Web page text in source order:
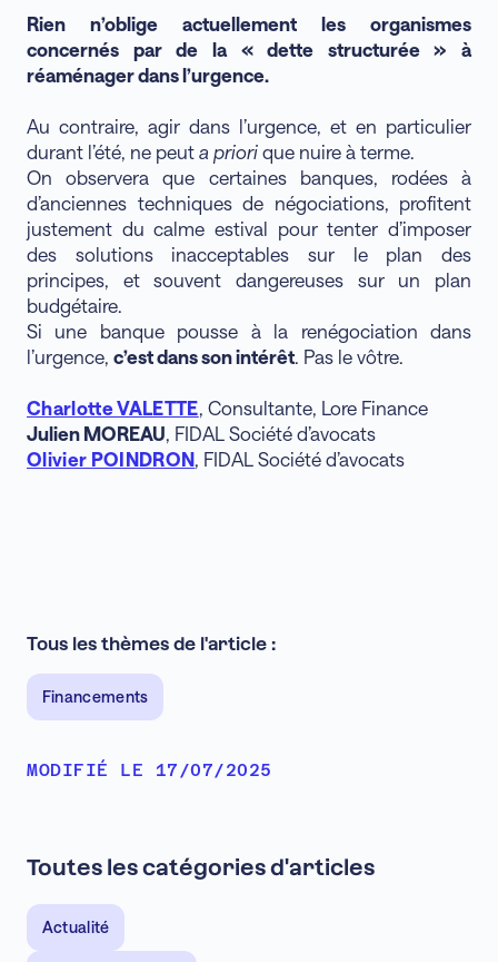
Rien n’oblige actuellement les organismes
concernés par de la « dette structurée » à
réaménager dans l’urgence.
Au contraire, agir dans l’urgence, et en particulier
durant l’été, ne peut a priori que nuire à terme.
On observera que certaines banques, rodées à
d’anciennes techniques de négociations, profitent
justement du calme estival pour tenter d’imposer
des solutions inacceptables sur le plan des
principes, et souvent dangereuses sur un plan
budgétaire.
Si une banque pousse à la renégociation dans
l’urgence, c’est dans son intérêt . Pas le vôtre.
Charlotte VALETTE, Consultante, Lore Finance
Julien MOREAU, FIDAL Société d’avocats
Olivier POINDRON, FIDAL Société d’avocats
Tous les thèmes de l'article :
Financements
MODIFIÉ LE 17/07/2025
Toutes les catégories d'articles
Actualité